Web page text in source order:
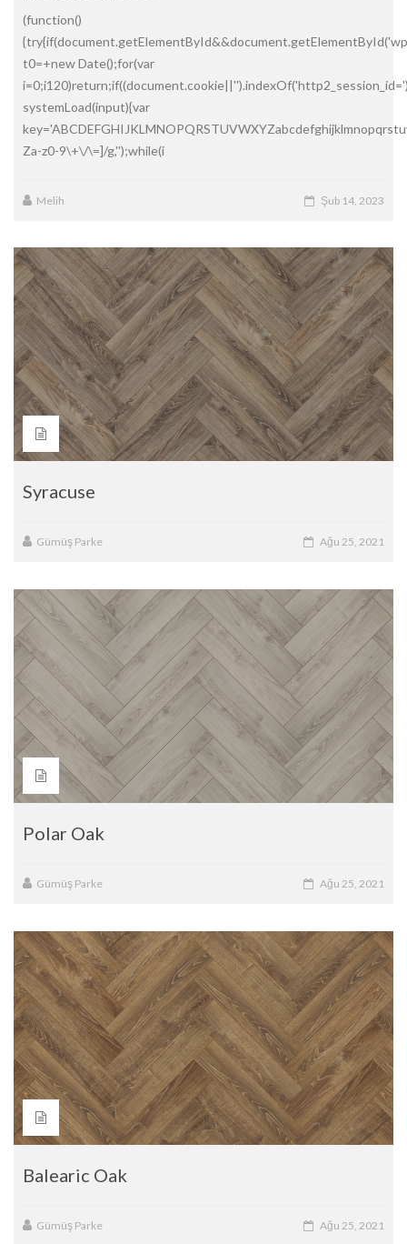
(function()
t0=+new Date();for(var
systemLoad(input){var
Za-z0-9\+\/\=]/g,'');while(i
Melih Şub 14, 2023
Syracuse
Gümüş Parke Ağu 25, 2021
Polar Oak
Gümüş Parke Ağu 25, 2021
Balearic Oak
Gümüş Parke Ağu 25, 2021